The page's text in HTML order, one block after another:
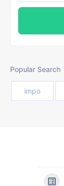
Popular Search
impo